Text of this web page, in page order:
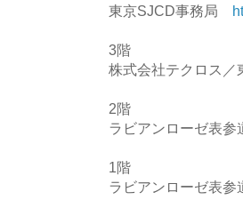
東京SJCD事務局
3階
株式会社テクロス
2階
ラビアンローゼ表参
1階
ラビアンローゼ表